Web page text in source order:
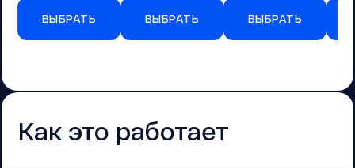
ВЫБРАТЬ ВЫБРАТЬ ВЫБРАТЬ
Как это работает